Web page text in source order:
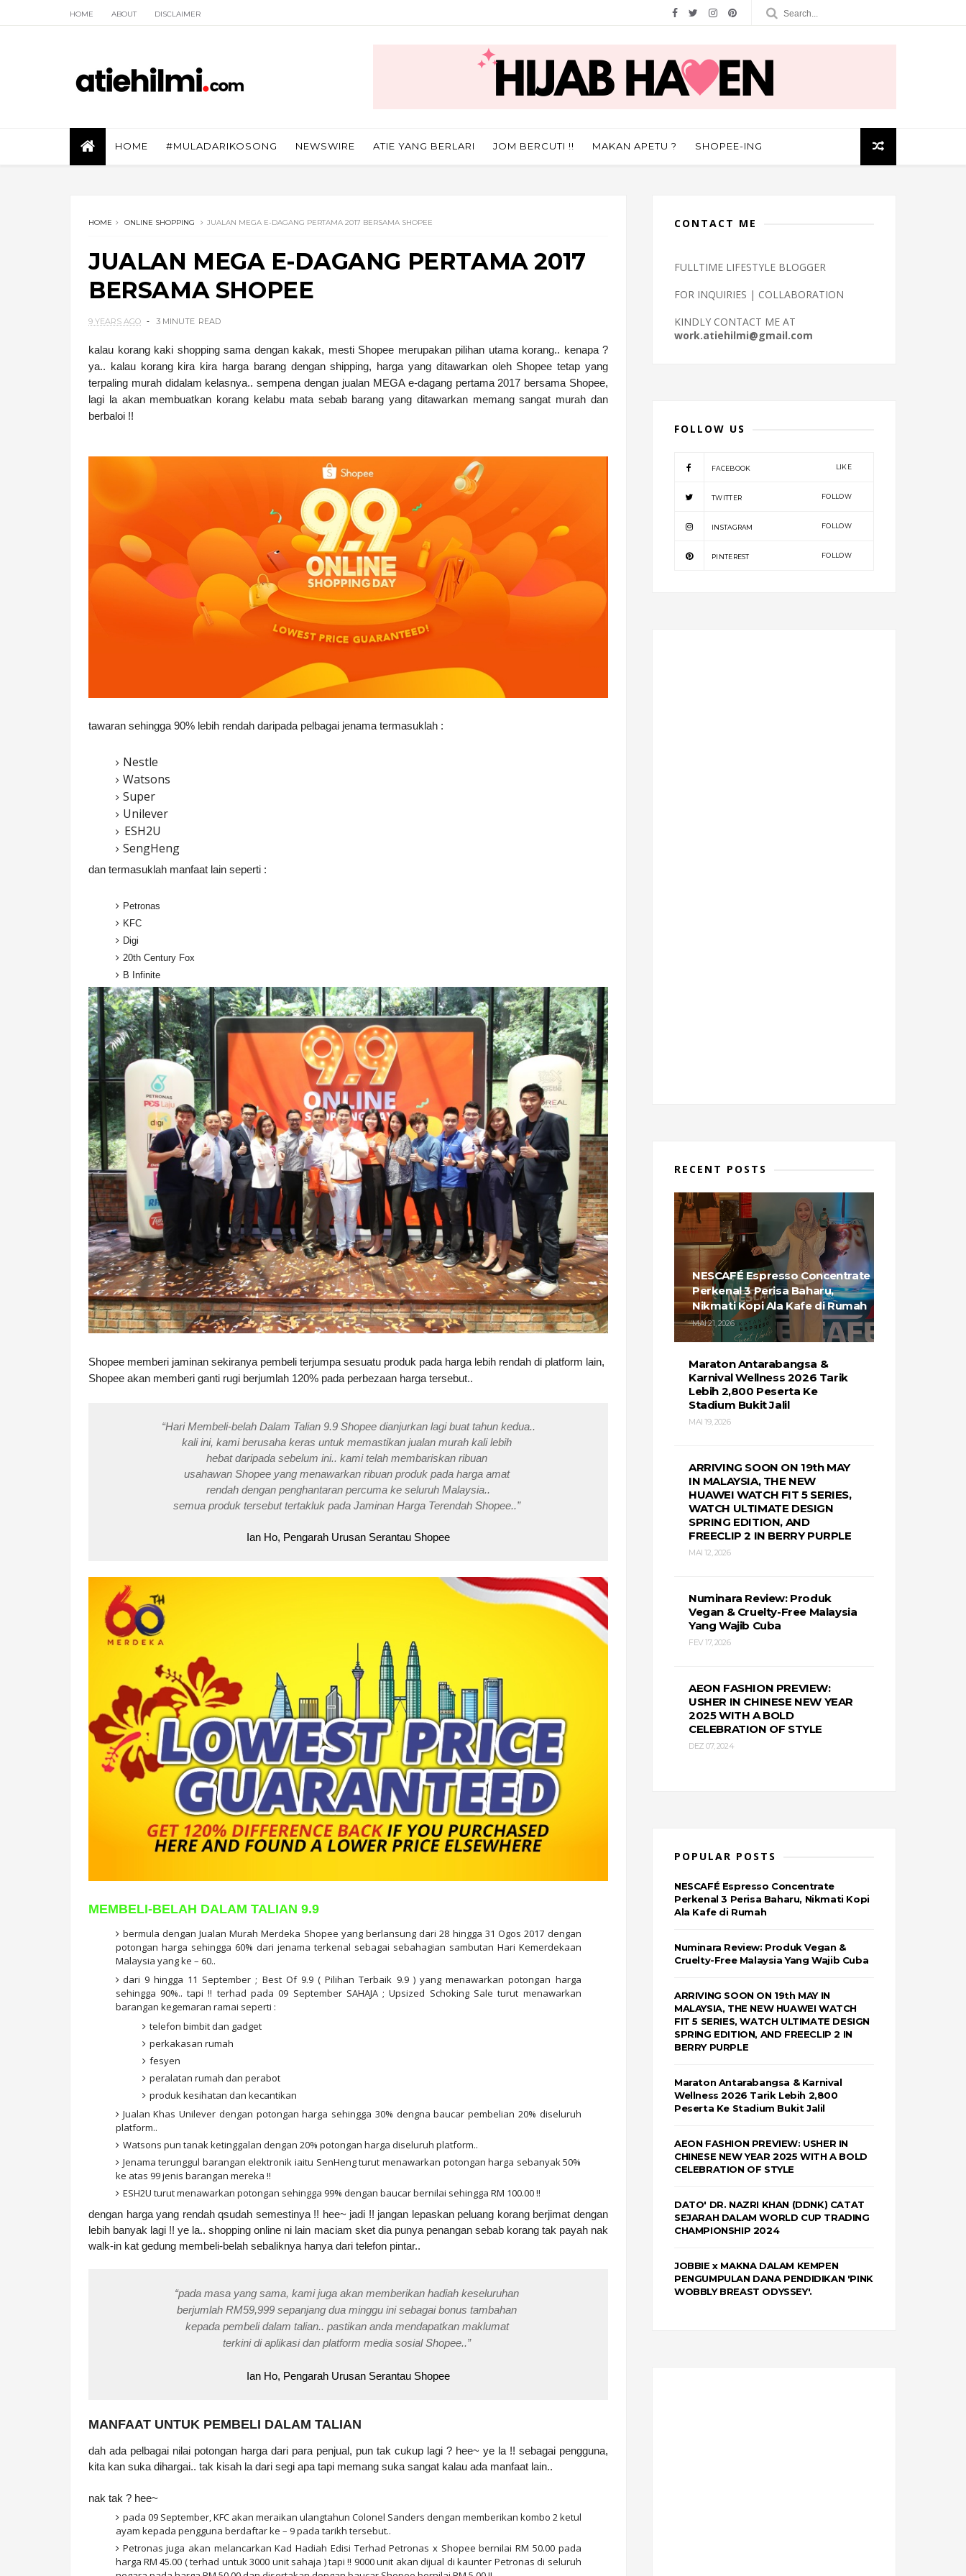
HOME ABOUT DISCLAIMER
HOME #MULADARIKOSONG NEWSWIRE ATIE YANG BERLARI JOM BERCUTI !! MAKAN APETU ? SHOPEE-ING
HOME ONLINE SHOPPING JUALAN MEGA E-DAGANG PERTAMA 2017 BERSAMA SHOPEE
JUALAN MEGA E-DAGANG PERTAMA 2017
BERSAMA SHOPEE
9 YEARS AGO 3 MINUTE READ
kalau korang kaki shopping sama dengan kakak, mesti Shopee merupakan pilihan utama korang.. kenapa ?
ya.. kalau korang kira kira harga barang dengan shipping, harga yang ditawarkan oleh Shopee tetap yang
terpaling murah didalam kelasnya.. sempena dengan jualan MEGA e-dagang pertama 2017 bersama Shopee,
lagi la akan membuatkan korang kelabu mata sebab barang yang ditawarkan memang sangat murah dan
berbaloi !!
tawaran sehingga 90% lebih rendah daripada pelbagai jenama termasuklah :
Nestle
Watsons
Super
Unilever
ESH2U
SengHeng
dan termasuklah manfaat lain seperti :
Petronas
KFC
Digi
20th Century Fox
B Infinite
Shopee memberi jaminan sekiranya pembeli terjumpa sesuatu produk pada harga lebih rendah di platform lain,
Shopee akan memberi ganti rugi berjumlah 120% pada perbezaan harga tersebut..
“Hari Membeli-belah Dalam Talian 9.9 Shopee dianjurkan lagi buat tahun kedua..
kali ini, kami berusaha keras untuk memastikan jualan murah kali lebih
hebat daripada sebelum ini.. kami telah membariskan ribuan
usahawan Shopee yang menawarkan ribuan produk pada harga amat
rendah dengan penghantaran percuma ke seluruh Malaysia..
semua produk tersebut tertakluk pada Jaminan Harga Terendah Shopee..”
Ian Ho, Pengarah Urusan Serantau Shopee
MEMBELI-BELAH DALAM TALIAN 9.9
bermula dengan Jualan Murah Merdeka Shopee yang berlansung dari 28 hingga 31 Ogos 2017 dengan
potongan harga sehingga 60% dari jenama terkenal sebagai sebahagian sambutan Hari Kemerdekaan
Malaysia yang ke – 60..
dari 9 hingga 11 September ; Best Of 9.9 ( Pilihan Terbaik 9.9 ) yang menawarkan potongan harga
sehingga 90%.. tapi !! terhad pada 09 September SAHAJA ; Upsized Schoking Sale turut menawarkan
barangan kegemaran ramai seperti :
telefon bimbit dan gadget
perkakasan rumah
fesyen
peralatan rumah dan perabot
produk kesihatan dan kecantikan
Jualan Khas Unilever dengan potongan harga sehingga 30% dengna baucar pembelian 20% diseluruh
platform..
Watsons pun tanak ketinggalan dengan 20% potongan harga diseluruh platform..
Jenama terunggul barangan elektronik iaitu SenHeng turut menawarkan potongan harga sebanyak 50%
ke atas 99 jenis barangan mereka !!
ESH2U turut menawarkan potongan sehingga 99% dengan baucar bernilai sehingga RM 100.00 !!
dengan harga yang rendah qsudah semestinya !! hee~ jadi !! jangan lepaskan peluang korang berjimat dengan
lebih banyak lagi !! ye la.. shopping online ni lain maciam sket dia punya penangan sebab korang tak payah nak
walk-in kat gedung membeli-belah sebaliknya hanya dari telefon pintar..
“pada masa yang sama, kami juga akan memberikan hadiah keseluruhan
berjumlah RM59,999 sepanjang dua minggu ini sebagai bonus tambahan
kepada pembeli dalam talian.. pastikan anda mendapatkan maklumat
terkini di aplikasi dan platform media sosial Shopee..”
Ian Ho, Pengarah Urusan Serantau Shopee
MANFAAT UNTUK PEMBELI DALAM TALIAN
dah ada pelbagai nilai potongan harga dari para penjual, pun tak cukup lagi ? hee~ ye la !! sebagai pengguna,
kita kan suka dihargai.. tak kisah la dari segi apa tapi memang suka sangat kalau ada manfaat lain..
nak tak ? hee~
pada 09 September, KFC akan meraikan ulangtahun Colonel Sanders dengan memberikan kombo 2 ketul
ayam kepada pengguna berdaftar ke – 9 pada tarikh tersebut..
Petronas juga akan melancarkan Kad Hadiah Edisi Terhad Petronas x Shopee bernilai RM 50.00 pada
harga RM 45.00 ( terhad untuk 3000 unit sahaja ) tapi !! 9000 unit akan dijual di kaunter Petronas di seluruh
CONTACT ME
FULLTIME LIFESTYLE BLOGGER
FOR INQUIRIES | COLLABORATION
KINDLY CONTACT ME AT
work.atiehilmi@gmail.com
FOLLOW US
FACEBOOK LIKE
TWITTER FOLLOW
INSTAGRAM FOLLOW
PINTEREST FOLLOW
RECENT POSTS
NESCAFÉ Espresso Concentrate
Perkenal 3 Perisa Baharu,
Nikmati Kopi Ala Kafe di Rumah
MAI 21, 2026
Maraton Antarabangsa &
Karnival Wellness 2026 Tarik
Lebih 2,800 Peserta Ke
Stadium Bukit Jalil
MAI 19, 2026
ARRIVING SOON ON 19th MAY
IN MALAYSIA, THE NEW
HUAWEI WATCH FIT 5 SERIES,
WATCH ULTIMATE DESIGN
SPRING EDITION, AND
FREECLIP 2 IN BERRY PURPLE
MAI 12, 2026
Numinara Review: Produk
Vegan & Cruelty-Free Malaysia
Yang Wajib Cuba
FEV 17, 2026
AEON FASHION PREVIEW:
USHER IN CHINESE NEW YEAR
2025 WITH A BOLD
CELEBRATION OF STYLE
DEZ 07, 2024
POPULAR POSTS
NESCAFÉ Espresso Concentrate
Perkenal 3 Perisa Baharu, Nikmati Kopi
Ala Kafe di Rumah
Numinara Review: Produk Vegan &
Cruelty-Free Malaysia Yang Wajib Cuba
ARRIVING SOON ON 19th MAY IN
MALAYSIA, THE NEW HUAWEI WATCH
FIT 5 SERIES, WATCH ULTIMATE DESIGN
SPRING EDITION, AND FREECLIP 2 IN
BERRY PURPLE
Maraton Antarabangsa & Karnival
Wellness 2026 Tarik Lebih 2,800
Peserta Ke Stadium Bukit Jalil
AEON FASHION PREVIEW: USHER IN
CHINESE NEW YEAR 2025 WITH A BOLD
CELEBRATION OF STYLE
DATO' DR. NAZRI KHAN (DDNK) CATAT
SEJARAH DALAM WORLD CUP TRADING
CHAMPIONSHIP 2024
JOBBIE x MAKNA DALAM KEMPEN
PENGUMPULAN DANA PENDIDIKAN 'PINK
WOBBLY BREAST ODYSSEY'.